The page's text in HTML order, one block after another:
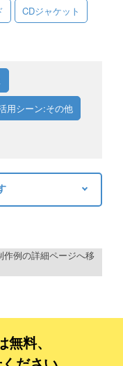
CDジャケット
用シーン:その他
例の詳細ページへ移
料、